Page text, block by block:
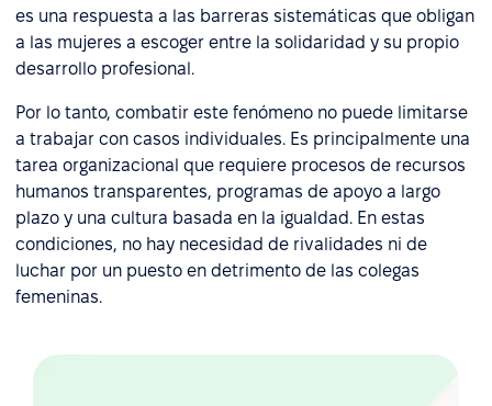
es una respuesta a las barreras sistemáticas que obligan
a las mujeres a escoger entre la solidaridad y su propio
desarrollo profesional.
Por lo tanto, combatir este fenómeno no puede limitarse
a trabajar con casos individuales. Es principalmente una
tarea organizacional que requiere procesos de recursos
humanos transparentes, programas de apoyo a largo
plazo y una cultura basada en la igualdad. En estas
condiciones, no hay necesidad de rivalidades ni de
luchar por un puesto en detrimento de las colegas
femeninas.